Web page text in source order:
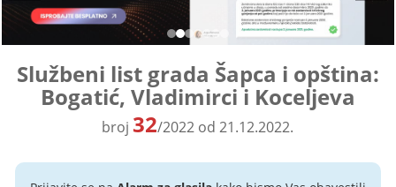
Službeni list grada Šapca i opština:
Bogatić, Vladimirci i Koceljeva
broj 32/2022 od 21.12.2022.